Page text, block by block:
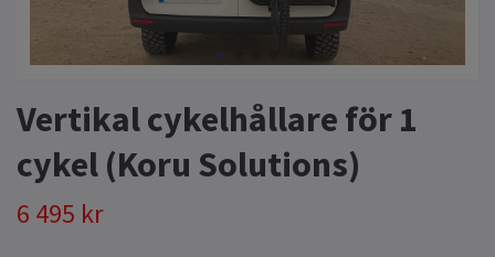
Vertikal cykelhållare för 1
cykel (Koru Solutions)
6 495 kr